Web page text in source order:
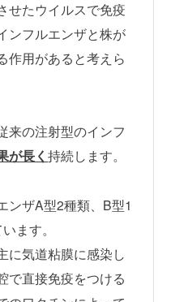
せたウイルスで免疫
ンフルエンザと株が
作用があると考えら
来の注射型のインフ
が長く持続します。
ンザA型2種類、B型1
ます。
に気道粘膜に感染し
で直接免疫をつける